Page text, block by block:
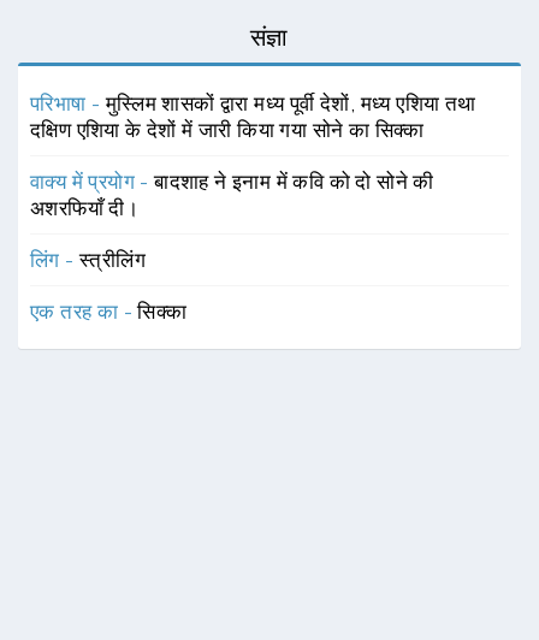
संज्ञा
परिभाषा -मुस्लिम शासकों द्वारा मध्य पूर्वी देशों, मध्य एशिया तथा
दक्षिण एशिया के देशों में जारी किया गया सोने का सिक्का
वाक्य में प्रयोग -बादशाह ने इनाम में कवि को दो सोने की
अशरफियाँ दी।
लिंग -स्त्रीलिंग
एक तरह का -सिक्का